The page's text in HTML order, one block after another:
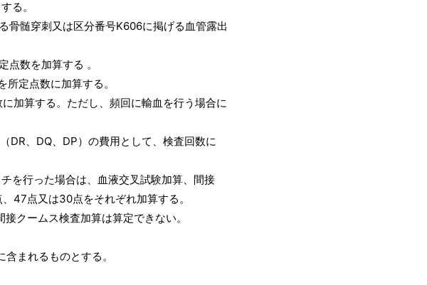
る。
髄穿刺又は区分番号K606に掲げる血管露出
数を加算する 。
定点数に加算する。
算する。ただし、頻回に輸血を行う場合に
、DQ、DP）の費用として、検査回数に
行った場合は、血液交叉試験加算、間接
点又は30点をそれぞれ加算する。
ームス検査加算は算定できない。
まれるものとする。